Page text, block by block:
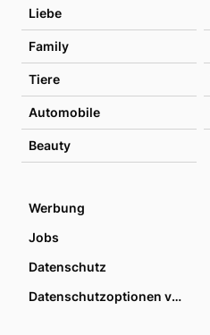
Liebe
Family
Tiere
Automobile
Beauty
Werbung
Jobs
Datenschutz
Datenschutzoptionen verwalten